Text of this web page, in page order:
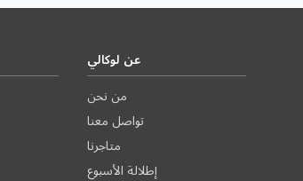
عن لوكالي
من نحن
تواصل معنا
متاجرنا
إطلالة الأسبوع